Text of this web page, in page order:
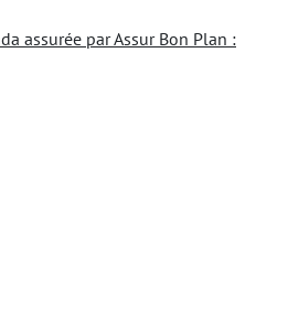
assurée par Assur Bon Plan :